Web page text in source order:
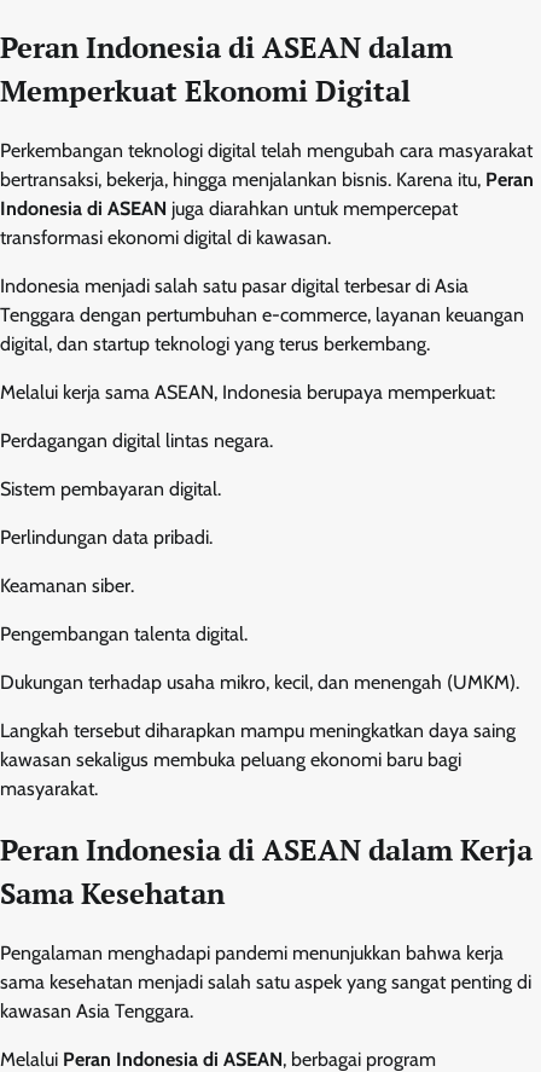
Peran Indonesia di ASEAN dalam
Memperkuat Ekonomi Digital
Perkembangan teknologi digital telah mengubah cara masyarakat
bertransaksi, bekerja, hingga menjalankan bisnis. Karena itu, Peran
Indonesia di ASEAN juga diarahkan untuk mempercepat
transformasi ekonomi digital di kawasan.
Indonesia menjadi salah satu pasar digital terbesar di Asia
Tenggara dengan pertumbuhan e-commerce, layanan keuangan
digital, dan startup teknologi yang terus berkembang.
Melalui kerja sama ASEAN, Indonesia berupaya memperkuat:
Perdagangan digital lintas negara.
Sistem pembayaran digital.
Perlindungan data pribadi.
Keamanan siber.
Pengembangan talenta digital.
Dukungan terhadap usaha mikro, kecil, dan menengah (UMKM).
Langkah tersebut diharapkan mampu meningkatkan daya saing
kawasan sekaligus membuka peluang ekonomi baru bagi
masyarakat.
Peran Indonesia di ASEAN dalam Kerja
Sama Kesehatan
Pengalaman menghadapi pandemi menunjukkan bahwa kerja
sama kesehatan menjadi salah satu aspek yang sangat penting di
kawasan Asia Tenggara.
Melalui Peran Indonesia di ASEAN, berbagai program